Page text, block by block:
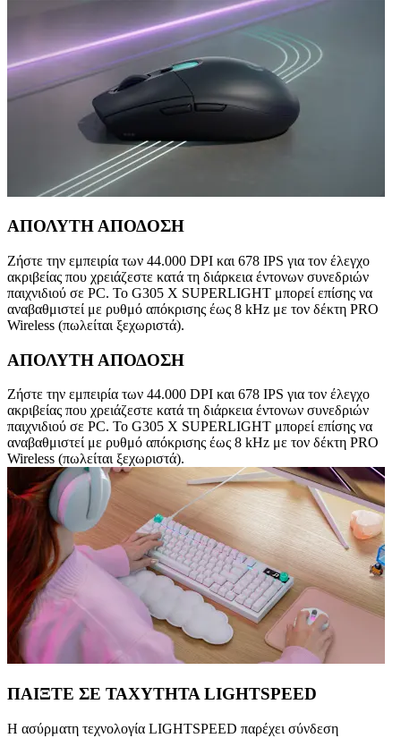
ΑΠΟΛΥΤΗ ΑΠΟΔΟΣΗ
Ζήστε την εμπειρία των 44.000 DPI και 678 IPS για τον έλεγχο
ακριβείας που χρειάζεστε κατά τη διάρκεια έντονων συνεδριών
παιχνιδιού σε PC. Το G305 X SUPERLIGHT μπορεί επίσης να
αναβαθμιστεί με ρυθμό απόκρισης έως 8 kHz με τον δέκτη PRO
Wireless (πωλείται ξεχωριστά).
ΑΠΟΛΥΤΗ ΑΠΟΔΟΣΗ
Ζήστε την εμπειρία των 44.000 DPI και 678 IPS για τον έλεγχο
ακριβείας που χρειάζεστε κατά τη διάρκεια έντονων συνεδριών
παιχνιδιού σε PC. Το G305 X SUPERLIGHT μπορεί επίσης να
αναβαθμιστεί με ρυθμό απόκρισης έως 8 kHz με τον δέκτη PRO
Wireless (πωλείται ξεχωριστά).
ΠΑΙΞΤΕ ΣΕ ΤΑΧΥΤΗΤΑ LIGHTSPEED
Η ασύρματη τεχνολογία LIGHTSPEED παρέχει σύνδεση